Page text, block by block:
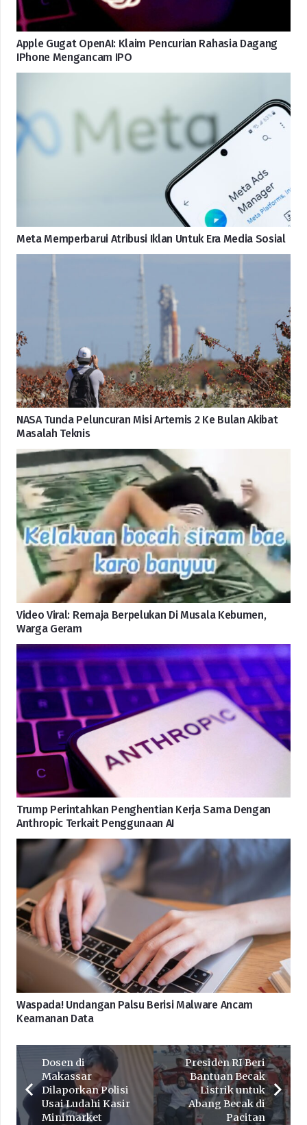
Apple Gugat OpenAI: Klaim Pencurian Rahasia Dagang
IPhone Mengancam IPO
Meta Memperbarui Atribusi Iklan Untuk Era Media Sosial
NASA Tunda Peluncuran Misi Artemis 2 Ke Bulan Akibat
Masalah Teknis
Video Viral: Remaja Berpelukan Di Musala Kebumen,
Warga Geram
Trump Perintahkan Penghentian Kerja Sama Dengan
Anthropic Terkait Penggunaan AI
Waspada! Undangan Palsu Berisi Malware Ancam
Keamanan Data
Dosen di
Makassar
Dilaporkan Polisi
Usai Ludahi Kasir
Minimarket
Presiden RI Beri
Bantuan Becak
Listrik untuk
Abang Becak di
Pacitan